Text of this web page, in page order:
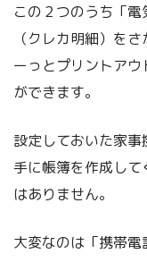
この２つのうち「
（クレカ明細）を
ーっとプリントア
ができます。
設定しておいた家
手に帳簿を作成し
はありません。
大変なのは「携帯電